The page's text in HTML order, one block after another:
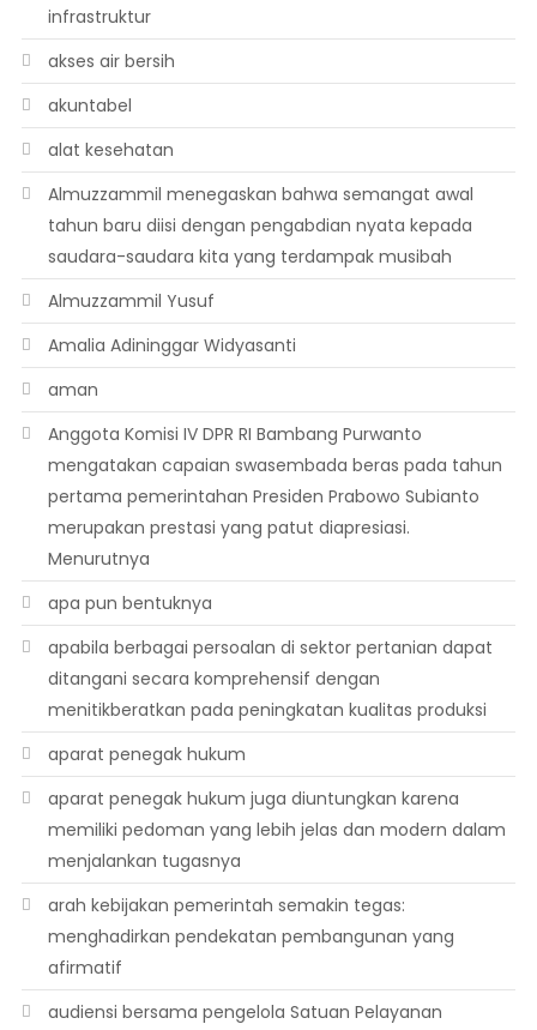
infrastruktur
akses air bersih
akuntabel
alat kesehatan
Almuzzammil menegaskan bahwa semangat awal
tahun baru diisi dengan pengabdian nyata kepada
saudara-saudara kita yang terdampak musibah
Almuzzammil Yusuf
Amalia Adininggar Widyasanti
aman
Anggota Komisi IV DPR RI Bambang Purwanto
mengatakan capaian swasembada beras pada tahun
pertama pemerintahan Presiden Prabowo Subianto
merupakan prestasi yang patut diapresiasi.
Menurutnya
apa pun bentuknya
apabila berbagai persoalan di sektor pertanian dapat
ditangani secara komprehensif dengan
menitikberatkan pada peningkatan kualitas produksi
aparat penegak hukum
aparat penegak hukum juga diuntungkan karena
memiliki pedoman yang lebih jelas dan modern dalam
menjalankan tugasnya
arah kebijakan pemerintah semakin tegas:
menghadirkan pendekatan pembangunan yang
afirmatif
audiensi bersama pengelola Satuan Pelayanan